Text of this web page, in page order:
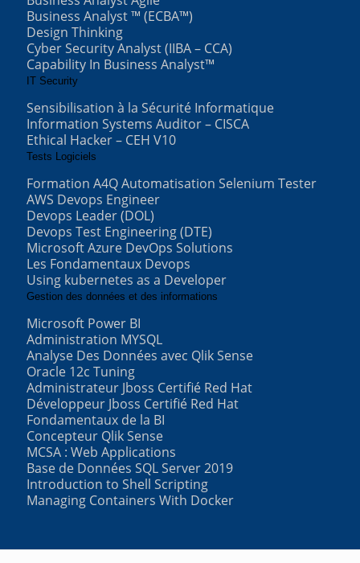
Business Analyst ™ (ECBA™)
Design Thinking
Cyber Security Analyst (IIBA – CCA)
Capability In Business Analyst™
IT Security
Sensibilisation à la Sécurité Informatique
Information Systems Auditor – CISCA
Ethical Hacker – CEH V10
Tests Logiciels
Formation A4Q Automatisation Selenium Tester
AWS Devops Engineer
Devops Leader (DOL)
Devops Test Engineering (DTE)
Microsoft Azure DevOps Solutions
Les Fondamentaux Devops
Using kubernetes as a Developer
Gestion des données et des informations
Microsoft Power BI
Administration MYSQL
Analyse Des Données avec Qlik Sense
Oracle 12c Tuning
Administrateur Jboss Certifié Red Hat
Développeur Jboss Certifié Red Hat
Fondamentaux de la BI
Concepteur Qlik Sense
MCSA : Web Applications
Base de Données SQL Server 2019
Introduction to Shell Scripting
Managing Containers With Docker